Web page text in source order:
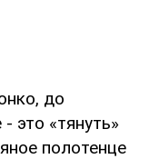
до
это «тянуть»
полотенце